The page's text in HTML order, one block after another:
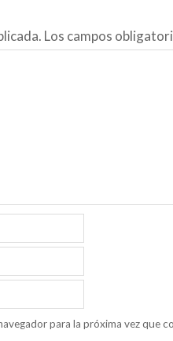
Los campos
para la próxima vez que